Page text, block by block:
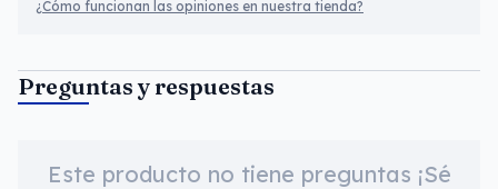
¿Cómo funcionan las opiniones en nuestra tienda?
Preguntas y respuestas
Este producto no tiene preguntas ¡Sé